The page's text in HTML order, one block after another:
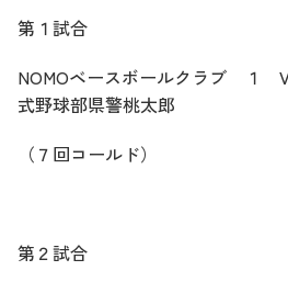
第１試合
NOMOベースボールクラブ
式野球部県警桃太郎
（７回コールド）
第２試合